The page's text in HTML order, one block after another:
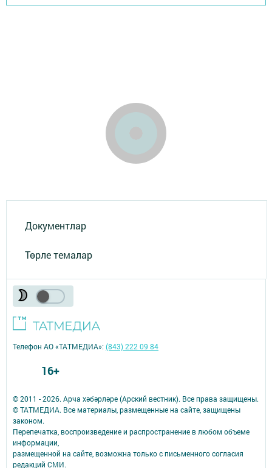
Документлар
Төрле темалар
© 2011 - 2026. Арча хәбәрләре (Арский вестник). Все права защищены.
© ТАТМЕДИА. Все материалы, размещенные на сайте, защищены
законом.
Перепечатка, воспроизведение и распространение в любом объеме
информации,
размещенной на сайте, возможна только с письменного согласия
редакций СМИ.
Телефон АО «ТАТМЕДИА»:(843) 222 09 84
16+